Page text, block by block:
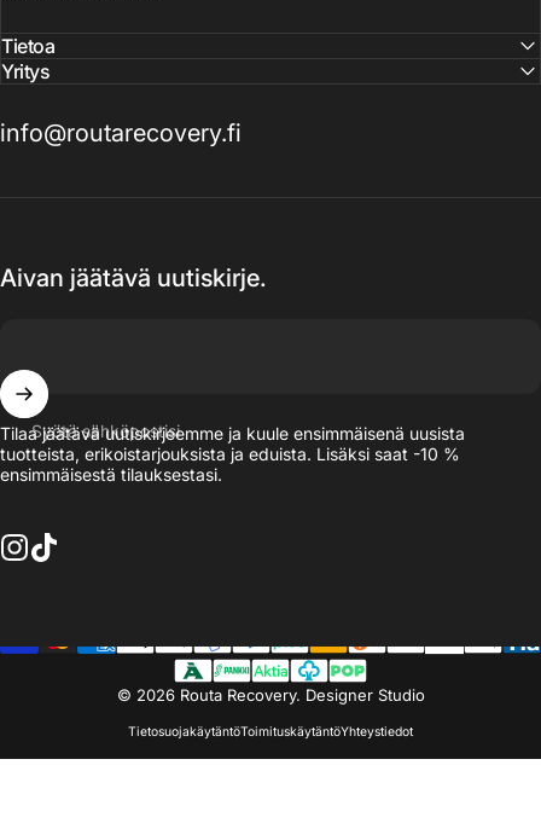
Tietoa
Yritys
info@routarecovery.fi
Aivan jäätävä uutiskirje.
Syötä sähköpostisi
Tilaa jäätävä uutiskirjeemme ja kuule ensimmäisenä uusista
tuotteista, erikoistarjouksista ja eduista. Lisäksi saat -10 %
ensimmäisestä tilauksestasi.
© 2026 Routa Recovery. Designer Studio
TietosuojakäytäntöToimituskäytäntöYhteystiedot